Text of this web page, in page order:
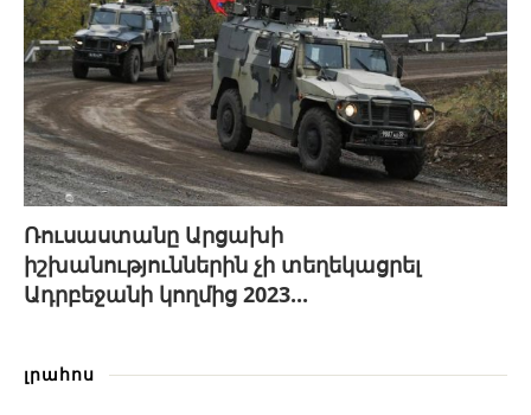
Ռուսաստանը Արցախի
իշխանություններին չի տեղեկացրել
Ադրբեջանի կողմից 2023...
լրահոս